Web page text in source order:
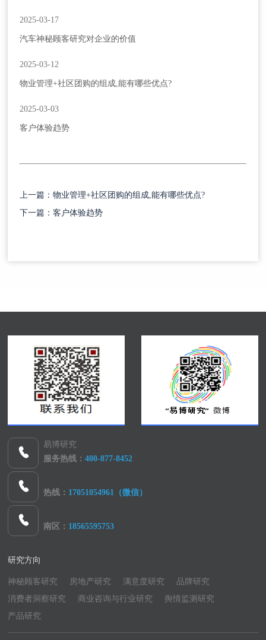
2025-03-17
汽车神秘顾客研究对企业的价值
2025-03-12
物业管理+社区团购的组成,能有哪些优点?
2025-03-03
客户体验趋势
上一篇：物业管理+社区团购的组成,能有哪些优点?
下一篇：客户体验趋势
易博研究
服务热线：400-877-8452
热线： 17051054961（微信）
南区： 18565595753
研究方向
神秘顾客研究 房地产研究 满意度研究
品牌研究
消费者洞察研究
商业咨询与行业研究
舆情监测研究
产品研究